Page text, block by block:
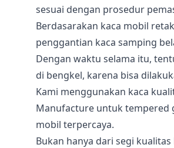
sesuai dengan prosedur
Berdasarakan kaca mobil
penggantian kaca samping
Dengan waktu selama itu,
di bengkel, karena bisa
Kami menggunakan kaca
Manufacture untuk tempered
mobil terpercaya.
Bukan hanya dari segi